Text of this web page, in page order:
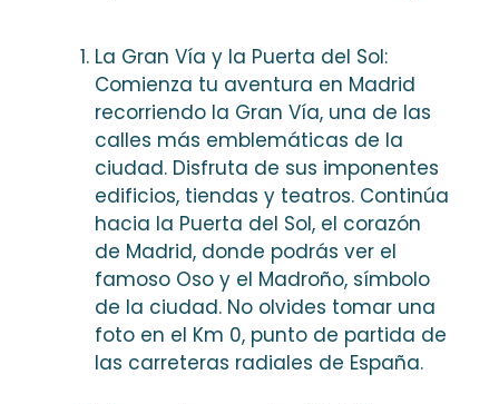
La Gran Vía y la Puerta del Sol:
Comienza tu aventura en Madrid
recorriendo la Gran Vía, una de las
calles más emblemáticas de la
ciudad. Disfruta de sus imponentes
edificios, tiendas y teatros. Continúa
hacia la Puerta del Sol, el corazón
de Madrid, donde podrás ver el
famoso Oso y el Madroño, símbolo
de la ciudad. No olvides tomar una
foto en el Km 0, punto de partida de
las carreteras radiales de España.